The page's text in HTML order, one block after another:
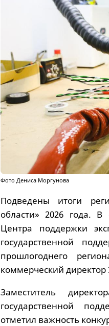
Фото Дениса Моргунова
Подведены итоги
области» 2026 года. В
Центра поддержки
государственной
прошлогоднего
коммерческий
Заместитель
государственной
отметил важность